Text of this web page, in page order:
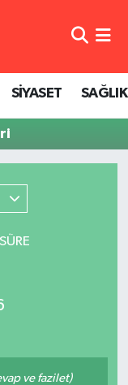
SİYASET SAĞLIK
ve fazilet)